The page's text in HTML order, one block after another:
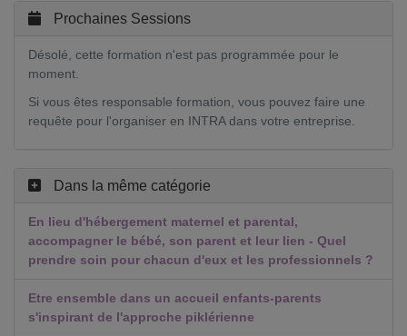
Prochaines Sessions
Désolé, cette formation n'est pas programmée pour le
moment.
Si vous êtes responsable formation, vous pouvez faire une
requête pour l'organiser en INTRA dans votre entreprise.
Dans la même catégorie
En lieu d'hébergement maternel et parental,
accompagner le bébé, son parent et leur lien - Quel
prendre soin pour chacun d'eux et les professionnels ?
Etre ensemble dans un accueil enfants-parents
s'inspirant de l'approche piklérienne